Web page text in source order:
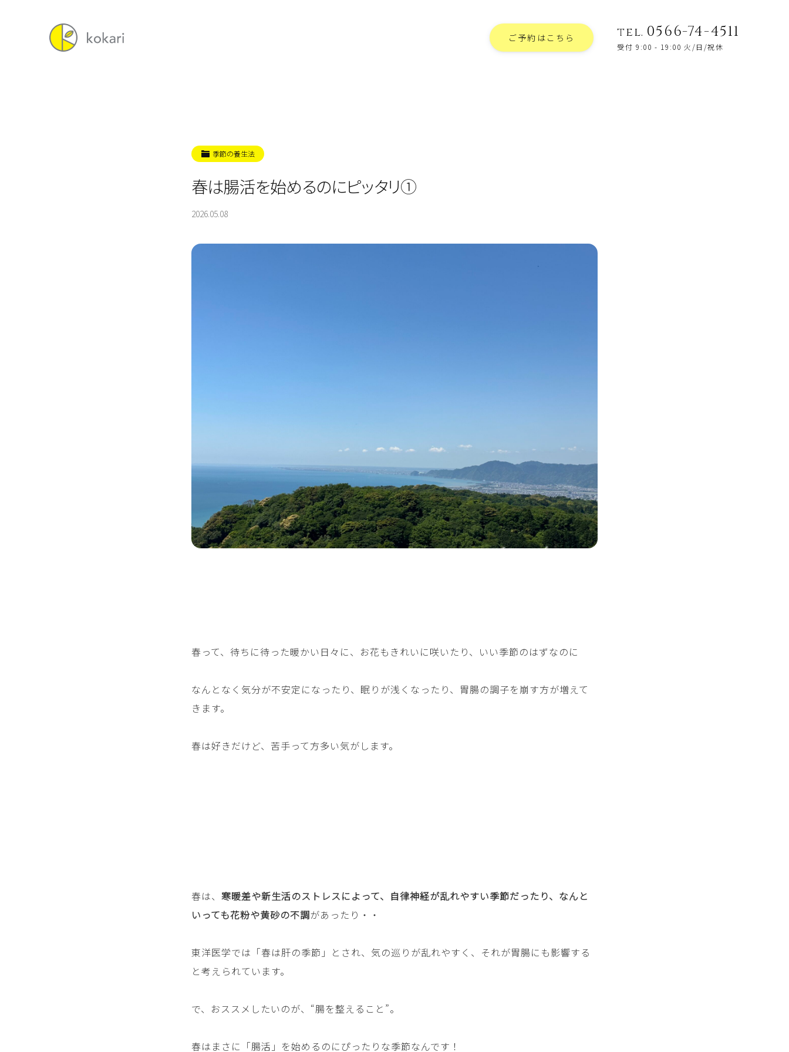
ご予約はこちら tel. 0566-74-4511
受付 9:00 - 19:00 火/日/祝休
季節の養生法
春は腸活を始めるのにピッタリ①
2026.05.08
春って、待ちに待った暖かい日々に、お花もきれいに咲いたり、いい季節のはずなのに
なんとなく気分が不安定になったり、眠りが浅くなったり、胃腸の調子を崩す方が増えて
きます。
春は好きだけど、苦手って方多い気がします。
春は、 寒暖差や新生活のストレスによって、自律神経が乱れやすい季節だったり、なんと
いっても花粉や黄砂の不調があったり・・
東洋医学では「春は肝の季節」とされ、気の巡りが乱れやすく、それが胃腸にも影響する
と考えられています。
で、おススメしたいのが、“腸を整えること”。
春はまさに「腸活」を始めるのにぴったりな季節なんです！